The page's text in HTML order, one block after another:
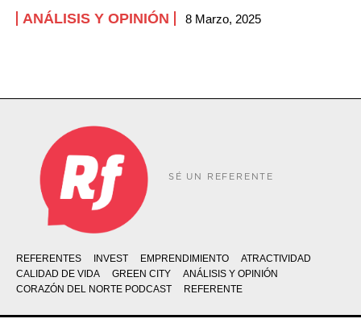
ANÁLISIS Y OPINIÓN 8 Marzo, 2025
SÉ UN REFERENTE
REFERENTES INVEST EMPRENDIMIENTO
ATRACTIVIDAD
CALIDAD DE VIDA
GREEN CITY
ANÁLISIS Y OPINIÓN
CORAZÓN DEL NORTE PODCAST
REFERENTE